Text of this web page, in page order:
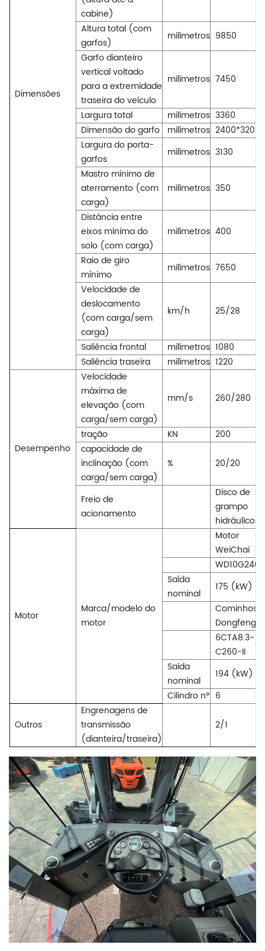
Dimensões
cabine)
Altura total (com
garfos)
milímetros 9850
Garfo dianteiro
vertical voltado
para a extremidade
traseira do veículo
milímetros 7450
Largura total milímetros 3360
Dimensão do garfo
milímetros
Largura do porta-
garfos
milímetros 3130
Mastro mínimo de
aterramento (com
carga)
milímetros 350
Distância entre
eixos mínima do
solo (com carga)
milímetros 400
Raio de giro
mínimo
milímetros 7650
Velocidade de
deslocamento
(com carga/sem
carga)
km/h 25/28
Saliência frontal milímetros 1080
Saliência traseira
milímetros 1220
Desempenho
Velocidade
máxima de
elevação (com
carga/sem carga)
mm/s 260/280
tração KN
200
capacidade de
inclinação (com
carga/sem carga)
% 20/20
Freio de
acionamento
Disco de
grampo
hidráulico
Motor
Marca/modelo do
motor
Motor
WeiChai
Saída
nominal
175 (kW)
Cominhos
Dongfeng
6CTA8.3-
C260-II
Saída
nominal
194 (kW)
Cilindro nº 6
Outros
Engrenagens de
transmissão
(dianteira/traseira)
2/1